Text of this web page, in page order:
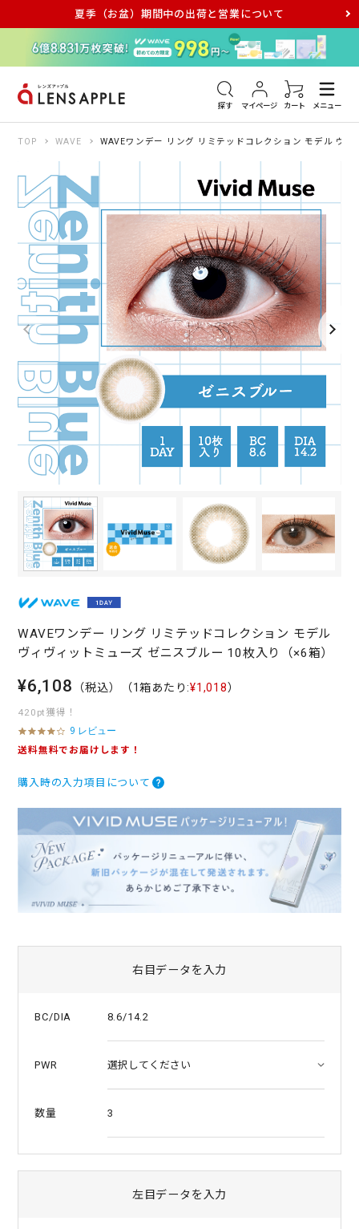
夏季（お盆）期間中の出荷と営業について
探す マイページ カート メニュー
アキュビュー メダリスト メガネ
TOP WAVE WAVEワンデー リング リミテッドコレクション モデル ヴ
WAVEワンデー リング リミテッドコレクション モデル
ヴィヴィットミューズ ゼニスブルー 10枚入り（×6箱）
¥6,108 （税込） （1箱あたり:¥1,018）
420pt獲得！
4
.
t
r
a
t
i
9 レビュー
送料無料でお届けします！
購入時の入力項目について
右目データを入力
BC/DIA 8.6/14.2
PWR
数量 3
左目データを入力